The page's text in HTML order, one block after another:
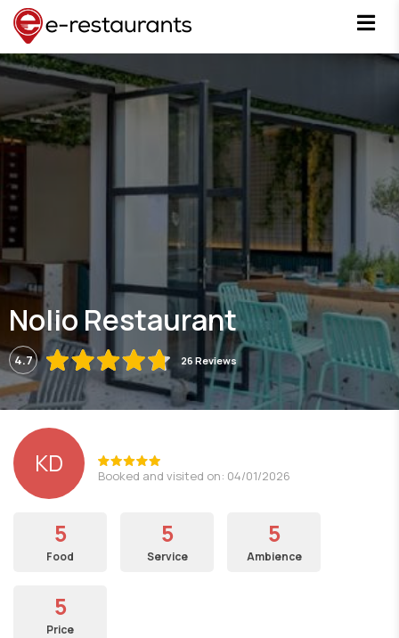
Nolio Restaurant
4.7 26 Reviews
KD Booked and visited on: 04/01/2026
5
Food
5
Service
5
Ambience
5
Price